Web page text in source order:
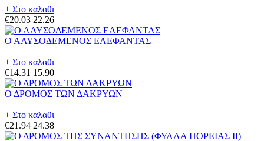
+ Στο καλαθι
€20.03 22.26
Ο ΑΛΥΣΟΔΕΜΕΝΟΣ ΕΛΕΦΑΝΤΑΣ
+ Στο καλαθι
€14.31 15.90
Ο ΔΡΟΜΟΣ ΤΩΝ ΔΑΚΡΥΩΝ
+ Στο καλαθι
€21.94 24.38